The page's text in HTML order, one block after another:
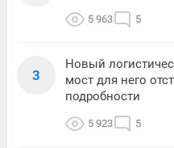
5 963 5
3
Новый
мост для него
подробности
5 923 5